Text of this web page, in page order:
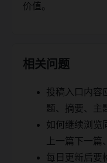
价值。
相关问题
投稿入口内容
题、摘要、主
如何继续浏览
上一篇下一篇
每日更新后要